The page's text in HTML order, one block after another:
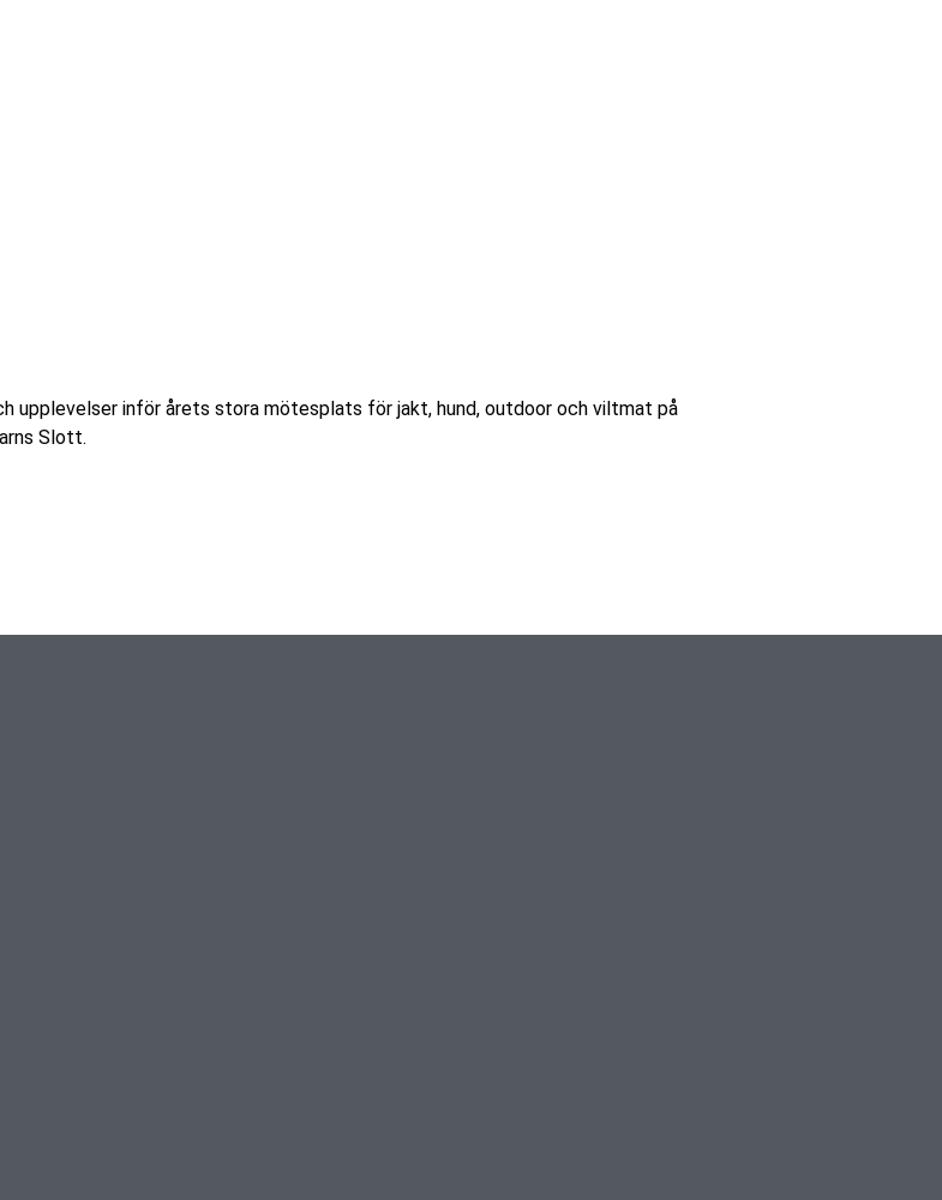
upplevelser inför årets stora mötesplats för jakt, hund, outdoor och viltmat på
Slott.